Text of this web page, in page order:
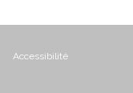
Accessibilité